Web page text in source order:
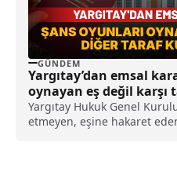
GÜNDEM
Yargıtay’dan emsal
oynayan eş değil karşı
kusurlu sayıldı
Yargıtay Hukuk Genel
etmeyen, eşine hakaret